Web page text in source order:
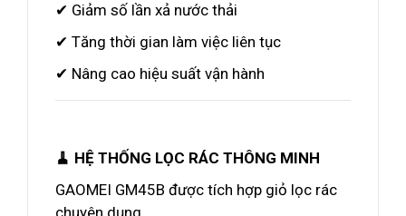
✔ Giảm số lần xả nước thải
✔ Tăng thời gian làm việc liên tục
✔ Nâng cao hiệu suất vận hành
🧹 HỆ THỐNG LỌC RÁC THÔNG MINH
GAOMEI GM45B được tích hợp giỏ lọc rác
chuyên dụng.